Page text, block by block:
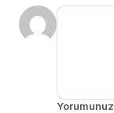
Yorumunuz